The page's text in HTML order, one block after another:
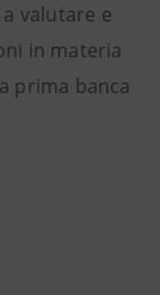
valutare e
in materia
prima banca